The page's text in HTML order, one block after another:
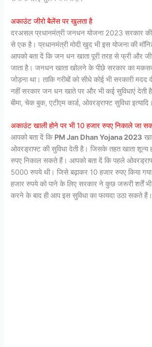
अकाउंट जीरो बैलेंस पर खुलता है
दरअसल प्रधानमंत्री जनधन योजना 2023 सरकार
से एक है। प्रधानमंत्री मोदी खुद भी इस योजना की
आपको बता दें कि जन धन खाता पूरी तरह से फ्री और
जाता है। जनधन खाता खोलने के पीछे सरकार का
जोड़ना था। ताकि गरीबों को सीधे कोई भी सरकारी मदद
नहीं सरकार जन धन खाते पर और भी कई सुविधाएं देती
बीमा, चेक बुक, एटीएम कार्ड, ओवरड्राफ्ट सुविधा इत्यादि।
अकाउंट खाली होने पर भी 10 हजार रुपए निकाले जा
आपको बता दें कि PM Jan Dhan Yojana 2023
ओवरड्राफ्ट की सुविधा देती है। जिसके तहत खाता शून्य
रुपए निकाल सकते हैं। आपको बता दें कि पहले
5000 रुपये थी। जिसे बढ़ाकर 10 हजार रुपए किया
हजार रुपये को पाने के लिए सरकार ने कुछ जरूरी शर्तें भी
करने के बाद ही आप इस सुविधा का फायदा उठा सकते हैं।